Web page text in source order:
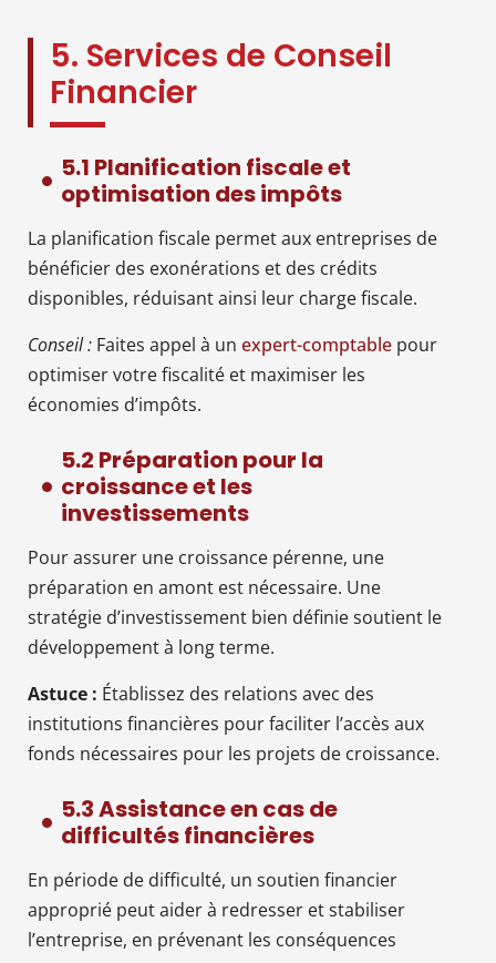
5. Services de Conseil
Financier
5.1 Planification fiscale et
optimisation des impôts
La planification fiscale permet aux entreprises de
bénéficier des exonérations et des crédits
disponibles, réduisant ainsi leur charge fiscale.
Conseil : Faites appel à un expert-comptable pour
optimiser votre fiscalité et maximiser les
économies d’impôts.
5.2 Préparation pour la
croissance et les
investissements
Pour assurer une croissance pérenne, une
préparation en amont est nécessaire. Une
stratégie d’investissement bien définie soutient le
développement à long terme.
Astuce : Établissez des relations avec des
institutions financières pour faciliter l’accès aux
fonds nécessaires pour les projets de croissance.
5.3 Assistance en cas de
difficultés financières
En période de difficulté, un soutien financier
approprié peut aider à redresser et stabiliser
l’entreprise, en prévenant les conséquences